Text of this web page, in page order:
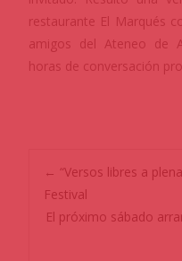
restaurante El Marqués
amigos del Ateneo de
horas de conversación
← “Versos libres a
Festival
El próximo sábado